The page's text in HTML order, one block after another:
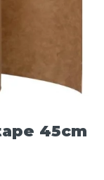
45cm